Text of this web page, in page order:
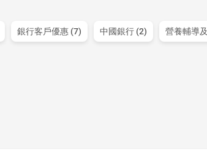
銀行客戶優惠 (7) 中國銀行 (2) 營養輔導